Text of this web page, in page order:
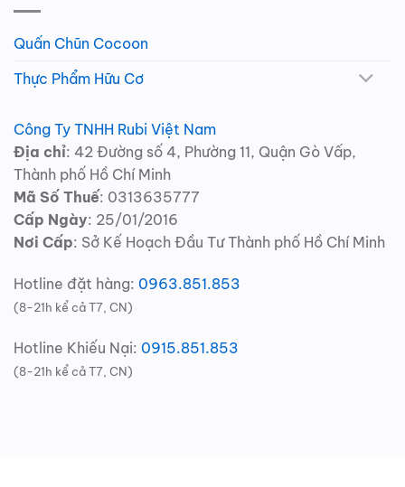
Quấn Chũn Cocoon
Thực Phẩm Hữu Cơ
Công Ty TNHH Rubi Việt Nam
Địa chỉ: 42 Đường số 4, Phường 11, Quận Gò Vấp,
Thành phố Hồ Chí Minh
Mã Số Thuế: 0313635777
Cấp Ngày: 25/01/2016
Nơi Cấp: Sở Kế Hoạch Đầu Tư Thành phố Hồ Chí Minh
Hotline đặt hàng: 0963.851.853
(8-21h kể cả T7, CN)
Hotline Khiếu Nại: 0915.851.853
(8-21h kể cả T7, CN)